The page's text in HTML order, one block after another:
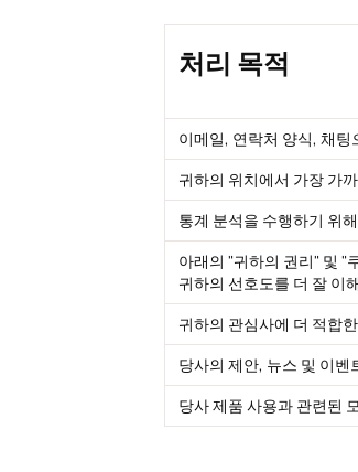
처리 목적
이메일, 연락처 양식, 채
귀하의 위치에서 가장 가
통계 분석을 수행하기 위해
아래의 "귀하의 권리" 및 "
귀하의 선호도를 더 잘 이
귀하의 관심사에 더 적합
당사의 제안, 뉴스 및 이
당사 제품 사용과 관련된